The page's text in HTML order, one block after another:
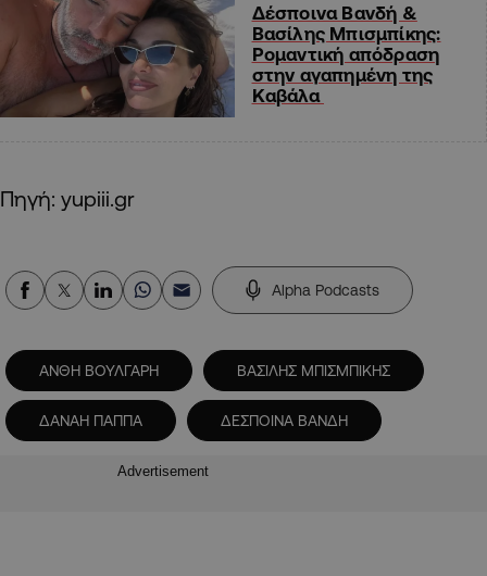
Δέσποινα Βανδή &
Βασίλης Μπισμπίκης:
Ρομαντική απόδραση
στην αγαπημένη της
Καβάλα
Πηγή: yupiii.gr
Alpha Podcasts
ΑΝΘΗ ΒΟΥΛΓΑΡΗ ΒΑΣΙΛΗΣ ΜΠΙΣΜΠΙΚΗΣ
ΔΑΝΑΗ ΠΑΠΠΑ ΔΕΣΠΟΙΝΑ ΒΑΝΔΗ
Advertisement